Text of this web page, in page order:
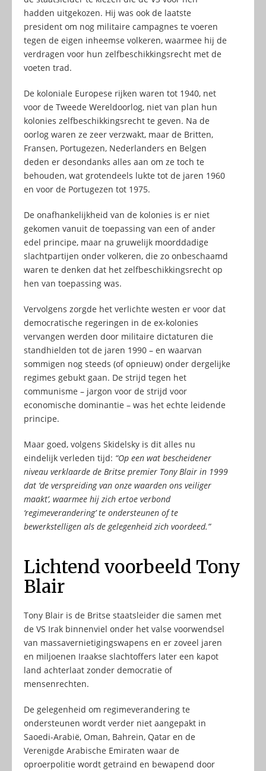
hadden uitgekozen. Hij was ook de laatste
president om nog militaire campagnes te voeren
tegen de eigen inheemse volkeren, waarmee hij de
verdragen voor hun zelfbeschikkingsrecht met de
voeten trad.
De koloniale Europese rijken waren tot 1940, net
voor de Tweede Wereldoorlog, niet van plan hun
kolonies zelfbeschikkingsrecht te geven. Na de
oorlog waren ze zeer verzwakt, maar de Britten,
Fransen, Portugezen, Nederlanders en Belgen
deden er desondanks alles aan om ze toch te
behouden, wat grotendeels lukte tot de jaren 1960
en voor de Portugezen tot 1975.
De onafhankelijkheid van de kolonies is er niet
gekomen vanuit de toepassing van een of ander
edel principe, maar na gruwelijk moorddadige
slachtpartijen onder volkeren, die zo onbeschaamd
waren te denken dat het zelfbeschikkingsrecht op
hen van toepassing was.
Vervolgens zorgde het verlichte westen er voor dat
democratische regeringen in de ex-kolonies
vervangen werden door militaire dictaturen die
standhielden tot de jaren 1990 – en waarvan
sommigen nog steeds (of opnieuw) onder dergelijke
regimes gebukt gaan. De strijd tegen het
communisme – jargon voor de strijd voor
economische dominantie – was het echte leidende
principe.
Maar goed, volgens Skidelsky is dit alles nu
eindelijk verleden tijd: “Op een wat bescheidener
niveau verklaarde de Britse premier Tony Blair in 1999
dat ‘de verspreiding van onze waarden ons veiliger
maakt’, waarmee hij zich ertoe verbond
‘regimeverandering’ te ondersteunen of te
bewerkstelligen als de gelegenheid zich voordeed.”
Lichtend voorbeeld Tony
Blair
Tony Blair is de Britse staatsleider die samen met
de VS Irak binnenviel onder het valse voorwendsel
van massavernietigingswapens en er zoveel jaren
en miljoenen Iraakse slachtoffers later een kapot
land achterlaat zonder democratie of
mensenrechten.
De gelegenheid om regimeverandering te
ondersteunen wordt verder niet aangepakt in
Saoedi-Arabië, Oman, Bahrein, Qatar en de
Verenigde Arabische Emiraten waar de
oproerpolitie wordt getraind en bewapend door